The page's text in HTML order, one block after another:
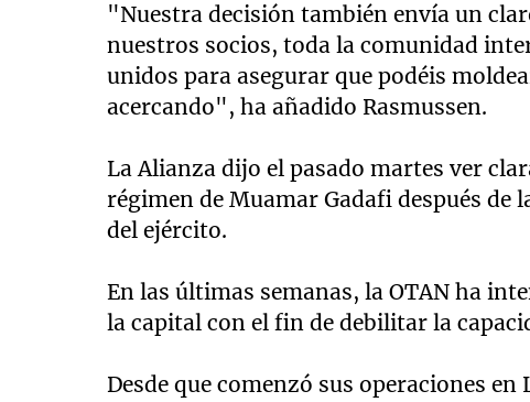
"Nuestra decisión también envía un
nuestros socios, toda la comunidad
unidos para asegurar que podéis
acercando", ha añadido Rasmussen.
La Alianza dijo el pasado martes ver
régimen de Muamar Gadafi después de
del ejército.
En las últimas semanas, la OTAN ha
la capital con el fin de debilitar la
Desde que comenzó sus operaciones